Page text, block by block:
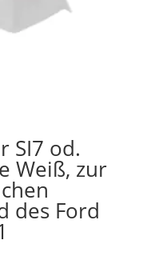
SI7 od.
Weiß, zur
des Ford